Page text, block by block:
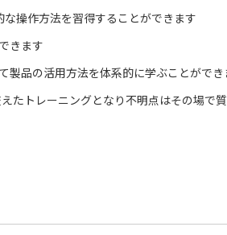
操作方法を習得することができます
きます
製品の活用方法を体系的に学ぶことができ
たトレーニングとなり不明点はその場で